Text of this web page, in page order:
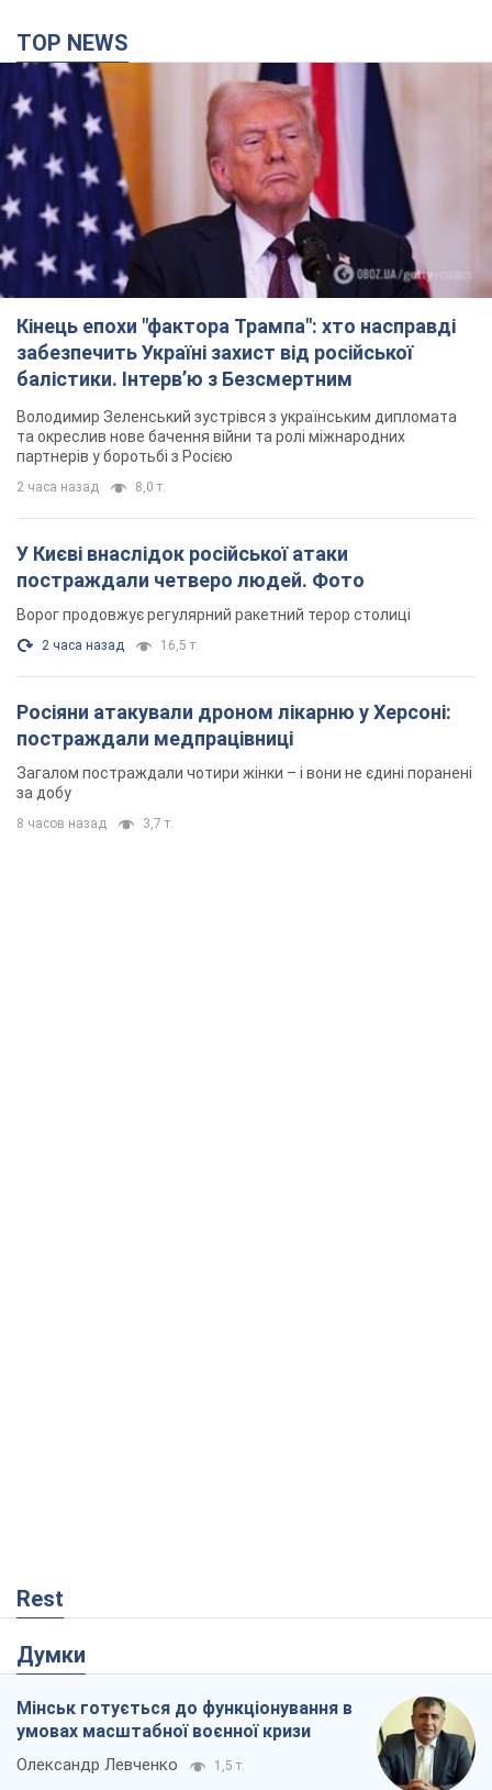
TOP NEWS
Кінець епохи "фактора Трампа": хто насправді
забезпечить Україні захист від російської
балістики. Інтерв’ю з Безсмертним
Володимир Зеленський зустрівся з українським дипломата
та окреслив нове бачення війни та ролі міжнародних
партнерів у боротьбі з Росією
2 часа назад 8,0 т.
У Києві внаслідок російської атаки
постраждали четверо людей. Фото
Ворог продовжує регулярний ракетний терор столиці
2 часа назад 16,5 т.
Росіяни атакували дроном лікарню у Херсоні:
постраждали медпрацівниці
Загалом постраждали чотири жінки – і вони не єдині поранені
за добу
8 часов назад 3,7 т.
Rest
Думки
Мінськ готується до функціонування в
умовах масштабної воєнної кризи
Олександр Левченко 1,5 т.